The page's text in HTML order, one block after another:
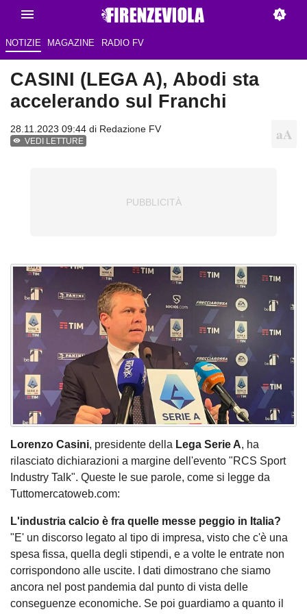
NOTIZIE MAGAZINE RADIO FV
CASINI (LEGA A), Abodi sta
accelerando sul Franchi
28.11.2023 09:44 di Redazione FV
VEDI LETTURE
Lorenzo Casini, presidente della Lega Serie A, ha
rilasciato dichiarazioni a margine dell'evento "RCS Sport
Industry Talk". Queste le sue parole, come si legge da
Tuttomercatoweb.com:
L'industria calcio è fra quelle messe peggio in Italia?
"E' un discorso legato al tipo di impresa, visto che c'è una
spesa fissa, quella degli stipendi, e a volte le entrate non
corrispondono alle uscite. I dati dimostrano che siamo
ancora nel post pandemia dal punto di vista delle
conseguenze economiche. Se poi guardiamo a quanto il